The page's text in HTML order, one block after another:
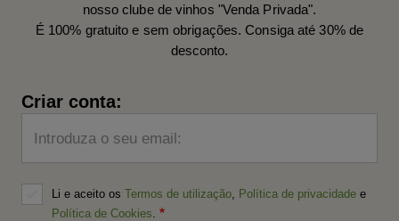
nosso clube de vinhos "Venda Privada".
É 100% gratuito e sem obrigações. Consiga até 30% de
desconto.
Criar conta:
Introduza o seu email:
Li e aceito os Termos de utilização Política de privacidade e
Política de Cookies